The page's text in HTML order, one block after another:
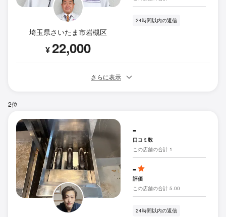
埼玉県さいたま市岩槻区
¥22,000
24時間以内の返信
さらに表示
2位
-
口コミ数
この店舗の合計 1
-
評価
この店舗の合計 5.00
24時間以内の返信